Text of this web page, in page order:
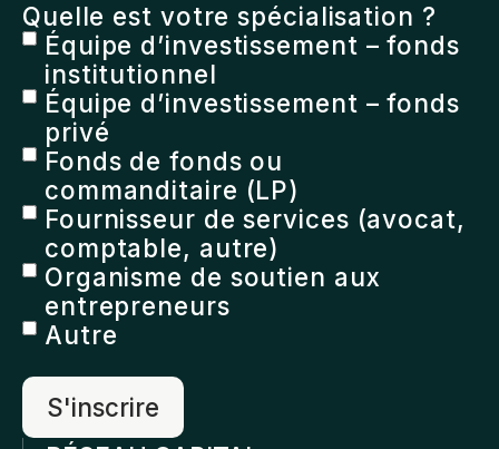
Quelle est votre spécialisation ?
Équipe d’investissement – fonds
institutionnel
Équipe d’investissement – fonds
privé
Fonds de fonds ou
commanditaire (LP)
Fournisseur de services (avocat,
comptable, autre)
Organisme de soutien aux
entrepreneurs
Autre